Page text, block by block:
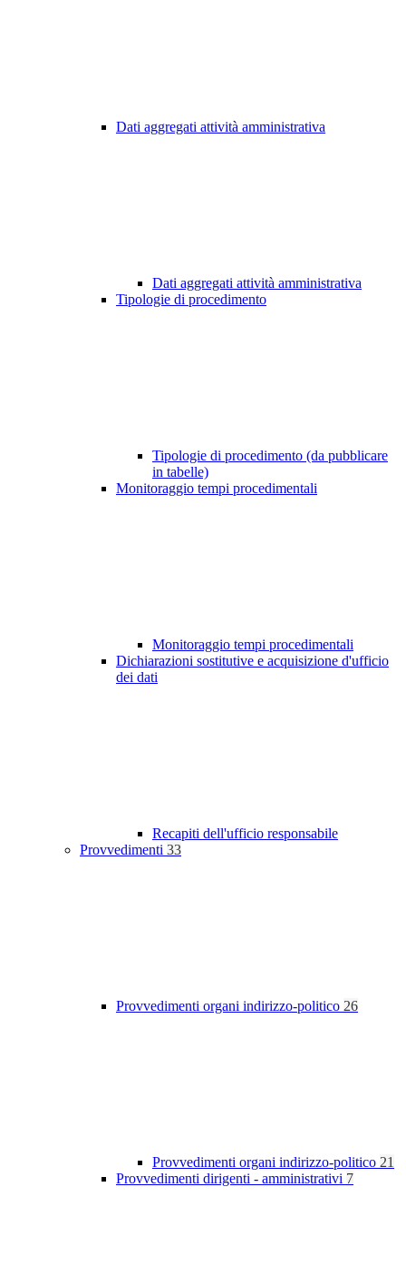
Dati aggregati attività amministrativa
Dati aggregati attività amministrativa
Tipologie di procedimento
Tipologie di procedimento (da pubblicare
in tabelle)
Monitoraggio tempi procedimentali
Monitoraggio tempi procedimentali
Dichiarazioni sostitutive e acquisizione d'ufficio
dei dati
Recapiti dell'ufficio responsabile
Provvedimenti 33
Provvedimenti organi indirizzo-politico 26
Provvedimenti organi indirizzo-politico 21
Provvedimenti dirigenti - amministrativi 7